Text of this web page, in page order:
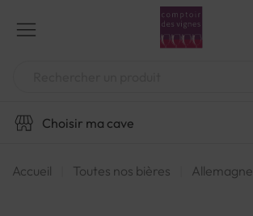
contenu
Choisir ma cave
Accueil Toutes nos bières Allemagne